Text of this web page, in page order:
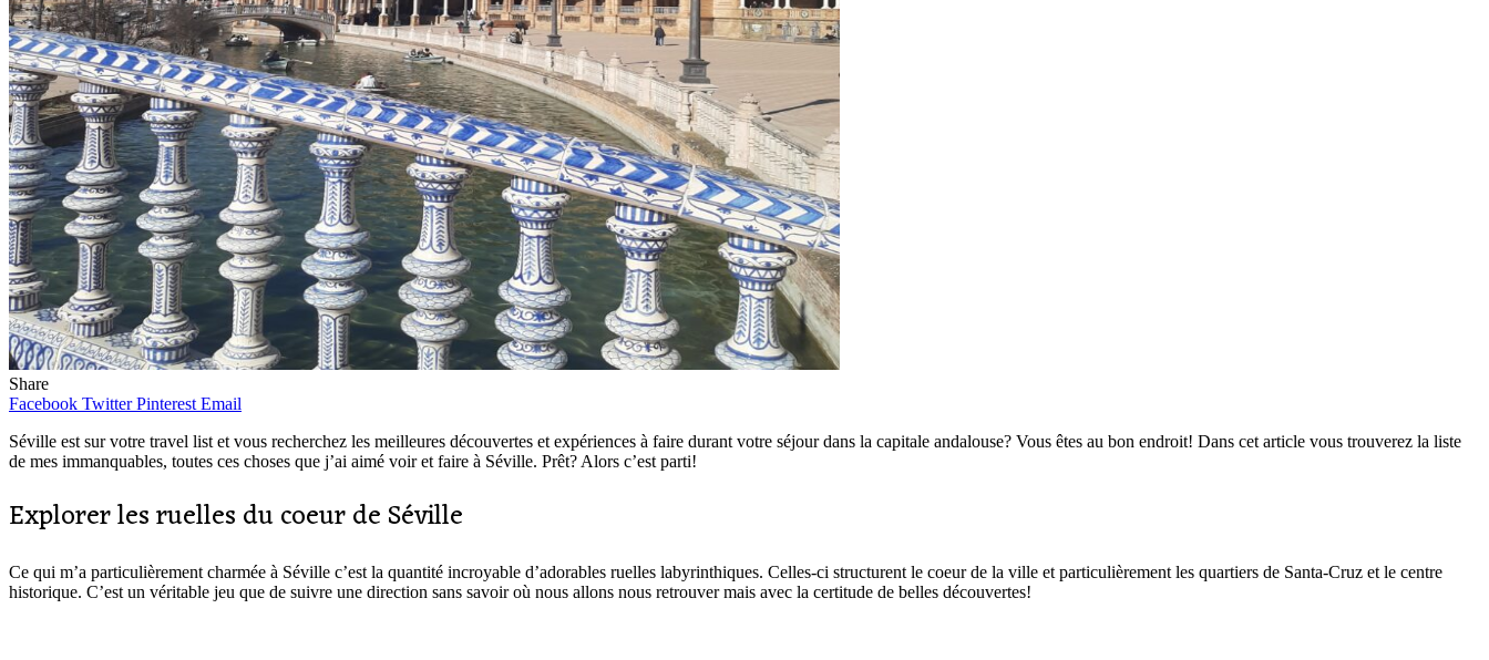
Share
Facebook Twitter Pinterest Email
Séville est sur votre travel list et vous recherchez les meilleures découvertes et expériences à faire durant votre séjour dans la capitale andalouse? Vous êtes au bon endroit! Dans cet article vous trouverez la liste
de mes immanquables, toutes ces choses que j’ai aimé voir et faire à Séville. Prêt? Alors c’est parti!
Explorer les ruelles du coeur de Séville
Ce qui m’a particulièrement charmée à Séville c’est la quantité incroyable d’adorables ruelles labyrinthiques. Celles-ci structurent le coeur de la ville et particulièrement les quartiers de Santa-Cruz et le centre
historique. C’est un véritable jeu que de suivre une direction sans savoir où nous allons nous retrouver mais avec la certitude de belles découvertes!